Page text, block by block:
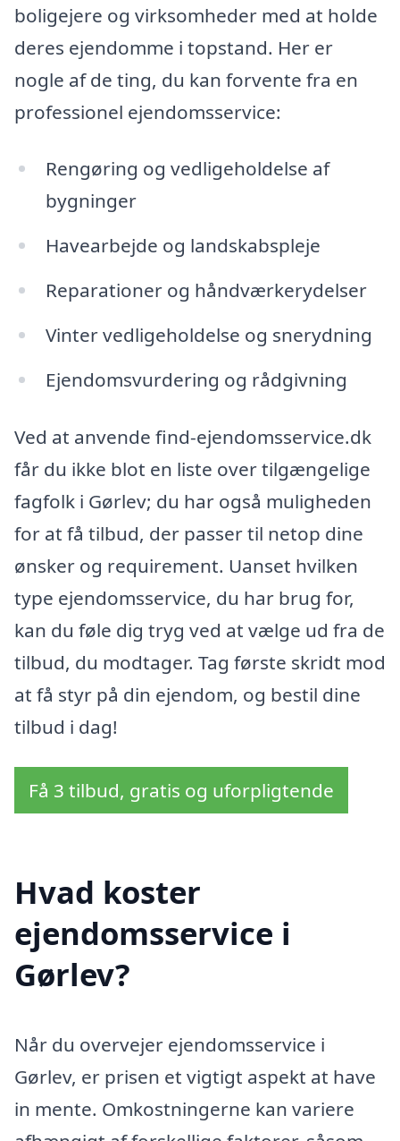
boligejere og virksomheder med at holde
deres ejendomme i topstand. Her er
nogle af de ting, du kan forvente fra en
professionel ejendomsservice:
Rengøring og vedligeholdelse af
bygninger
Havearbejde og landskabspleje
Reparationer og håndværkerydelser
Vinter vedligeholdelse og snerydning
Ejendomsvurdering og rådgivning
Ved at anvende find-ejendomsservice.dk
får du ikke blot en liste over tilgængelige
fagfolk i Gørlev; du har også muligheden
for at få tilbud, der passer til netop dine
ønsker og requirement. Uanset hvilken
type ejendomsservice, du har brug for,
kan du føle dig tryg ved at vælge ud fra de
tilbud, du modtager. Tag første skridt mod
at få styr på din ejendom, og bestil dine
tilbud i dag!
Få 3 tilbud, gratis og uforpligtende
Hvad koster
ejendomsservice i
Gørlev?
Når du overvejer ejendomsservice i
Gørlev, er prisen et vigtigt aspekt at have
in mente. Omkostningerne kan variere